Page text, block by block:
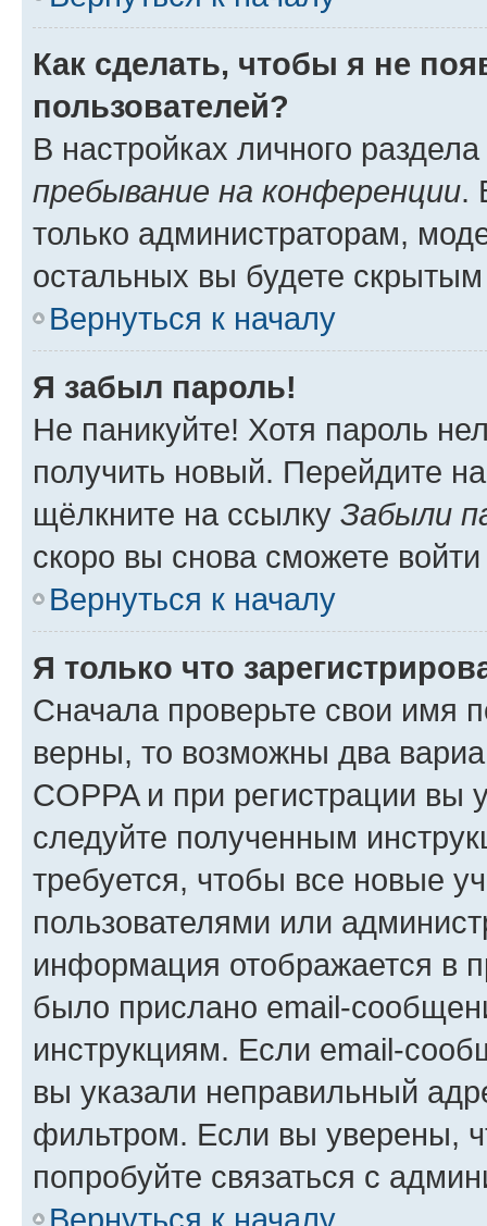
Как сделать, чтобы я не
пользователей?
В настройках личного
пребывание на конференции.
только администраторам,
остальных вы будете
Вернуться к началу
Я забыл пароль!
Не паникуйте! Хотя пароль
получить новый. Перейдите
щёлкните на ссылку Забыли
скоро вы снова сможете
Вернуться к началу
Я только что
Сначала проверьте свои имя
верны, то возможны два
COPPA и при регистрации вы
следуйте полученным
требуется, чтобы все новые
пользователями или
информация отображается в
было прислано email-
инструкциям. Если email-
вы указали неправильный
фильтром. Если вы уверены,
попробуйте связаться с
Вернуться к началу